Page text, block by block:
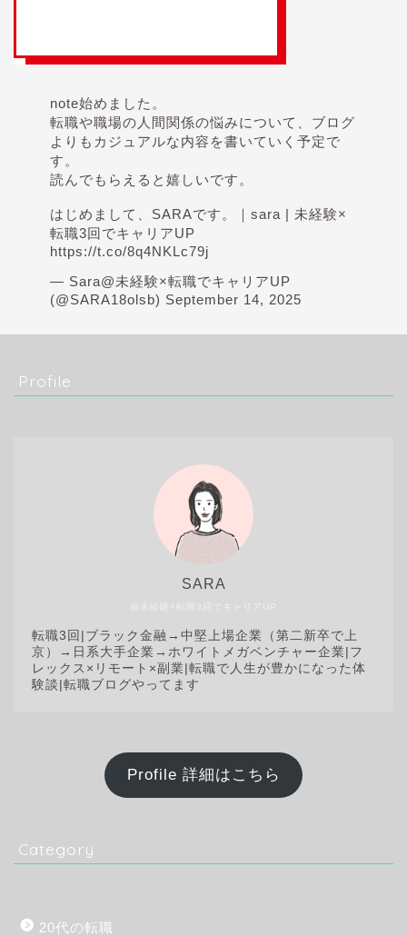
note始めました。
転職や職場の人間関係の悩みについて、ブログ
よりもカジュアルな内容を書いていく予定で
す。
読んでもらえると嬉しいです。
はじめまして、SARAです。｜sara | 未経験×
転職3回でキャリアUP
https://t.co/8q4NKLc79j
— Sara@未経験×転職でキャリアUP
(@SARA18olsb) September 14, 2025
Profile
@未経験×転職3回でキャリアUP
SARA
転職3回| ブラック金融→中堅上場企業（第二新卒で上
京）→日系大手企業→ホワイトメガベンチャー企業|フ
レックス×リモート×副業|転職で人生が豊かになった体
験談|転職ブログやってます
Profile 詳細はこちら
Category
20代の転職